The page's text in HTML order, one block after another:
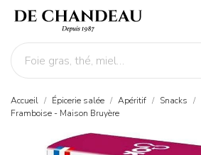
Accueil Épicerie salée Apéritif Snacks
Framboise - Maison Bruyère